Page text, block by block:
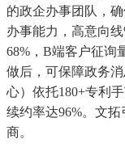
的政企办事团队，
办事能力，高意向
68%，B端客户征询
做后，可保障政务
心）依托180+专利
续约率达96%。文
商。